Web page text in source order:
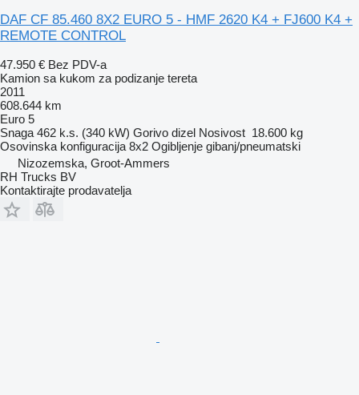
DAF CF 85.460 8X2 EURO 5 - HMF 2620 K4 + FJ600 K4 +
REMOTE CONTROL
47.950 € Bez PDV-a
Kamion sa kukom za podizanje tereta
2011
608.644 km
Euro 5
Snaga 462 k.s. (340 kW) Gorivo dizel Nosivost 18.600 kg
Osovinska konfiguracija 8x2 Ogibljenje gibanj/pneumatski
Nizozemska, Groot-Ammers
RH Trucks BV
Kontaktirajte prodavatelja